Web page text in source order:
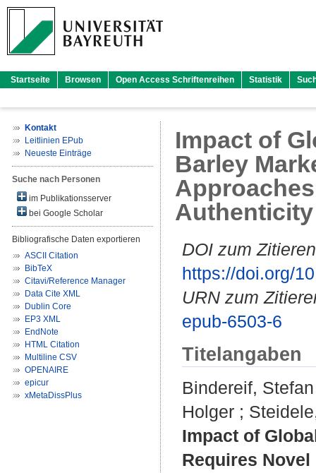
Startseite Browsen Open Access Schriftenreihen Statistik
Kontakt
Leitlinien EPub
Neueste Einträge
Suche nach Personen
im Publikationsserver
bei Google Scholar
Bibliografische Daten exportieren
ASCII Citation
BibTeX
Citavi/Reference Manager
Data Cite XML
Dublin Core
EP3 XML
EndNote
HTML Citation
Multiline CSV
OPENAIRE
epicur
xMetaDissPlus
Impact of
Barley
Authenticity
DOI zum
https://doi.org/
URN zum
epub-6503-6
Titelangaben
Bindereif,
Holger ;
Impact of
Requires